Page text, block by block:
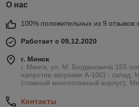
О нас
100% положительных из 9 отзывов
Работает с 09.12.2020
г. Минск
г. Минск, ул. М. Богдановича 155
напротив заправки А-100) - склад,
(главный многоэтажный корпус),
Контакты